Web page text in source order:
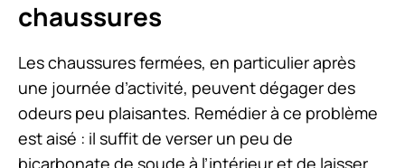
chaussures
Les chaussures fermées, en particulier après
une journée d’activité, peuvent dégager des
odeurs peu plaisantes. Remédier à ce problème
est aisé : il suffit de verser un peu de